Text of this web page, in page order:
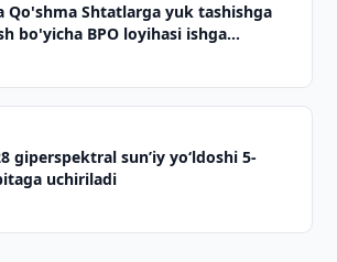
Qo'shma Shtatlarga yuk tashishga
bo'yicha BPO loyihasi ishga
giperspektral sun’iy yo‘ldoshi 5-
uchiriladi